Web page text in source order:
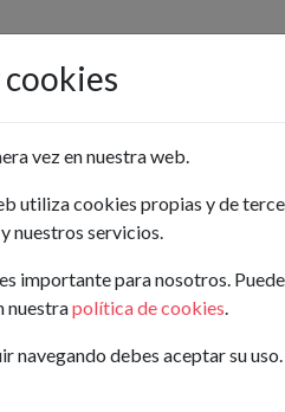
Buscar
para tu búsqueda.
publiquen nuevos anuncios
vez en nuestra web.
utiliza cookies propias y de
nuestros servicios.
importante para nosotros.
nuestrapolítica de cookies.
navegando debes aceptar su uso.